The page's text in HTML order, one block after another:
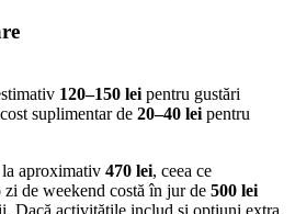
120–150 lei pentru gustări
suplimentar de 20–40 lei pentru
la aproximativ 470 lei, ceea ce
de weekend costă în jur de 500 lei
Dacă activitățile includ și opțiuni extra,